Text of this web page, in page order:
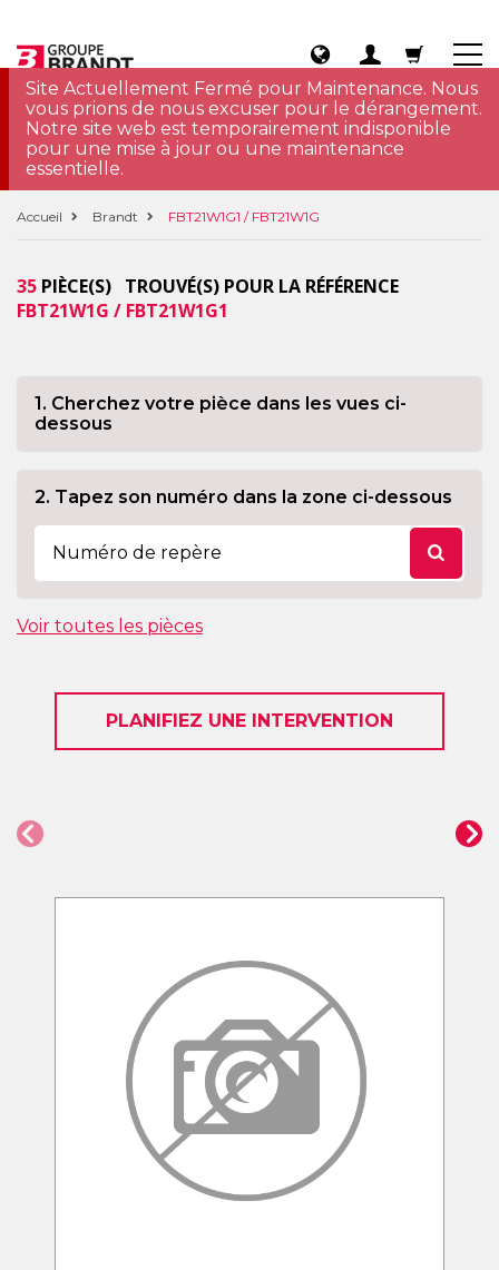
Site Actuellement Fermé pour Maintenance. Nous
vous prions de nous excuser pour le dérangement.
Notre site web est temporairement indisponible
pour une mise à jour ou une maintenance
essentielle.
Accueil Brandt FBT21W1G1 / FBT21W1G
35 PIÈCE(S) TROUVÉ(S) POUR LA RÉFÉRENCE
FBT21W1G / FBT21W1G1
1. Cherchez votre pièce dans les vues ci-
dessous
2. Tapez son numéro dans la zone ci-dessous
Voir toutes les pièces
PLANIFIEZ UNE INTERVENTION